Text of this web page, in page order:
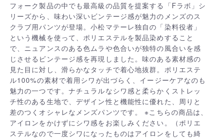
フォーク製品の中でも最高級の品質を提案する「Fラボ」シ
リーズから、味わい深いビンテージ感が魅力のメンズのス
クラブ用パンツが登場。小松マテーレ独自の「染料役者」
という機械を使って、ポリエステルを製品染めすること
で、ニュアンスのある色ムラや色合いが独特の風合いを感
じさせるビンテージ感を再現しました。味のある素材感の
見た目に対し、滑らかなタッチで着心地抜群。ポリエステ
ル100%の素材で着用シワが出づらく、イージーケアなのも
魅力の一つです。ナチュラルなシワ感と柔らかくストレッ
チ性のある生地で、デザイン性と機能性に優れた、周りと
差のつくオシャレなメンズパンツです。 ※こちらの商品は、
アイロンをかけずにシワ感をお楽しみください。（ポリエ
ステルなので一度シワになったものはアイロンをしても綺